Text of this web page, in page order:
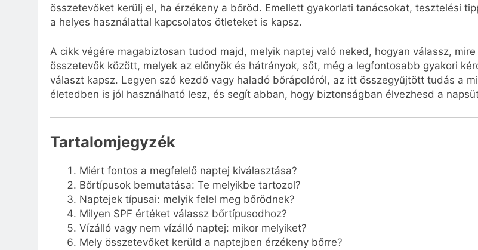
összetevőket kerülj el, ha érzékeny a bőröd. Emellett gyakorlati tanácsokat, tesztelési
a helyes használattal kapcsolatos ötleteket is kapsz.
A cikk végére magabiztosan tudod majd, melyik naptej való neked, hogyan válassz,
összetevők között, melyek az előnyök és hátrányok, sőt, még a legfontosabb gyakori
választ kapsz. Legyen szó kezdő vagy haladó bőrápolóról, az itt összegyűjtött tudás a
életedben is jól használható lesz, és segít abban, hogy biztonságban élvezhesd a
Tartalomjegyzék
Miért fontos a megfelelő naptej kiválasztása?
Bőrtípusok bemutatása: Te melyikbe tartozol?
Naptejek típusai: melyik felel meg bőrödnek?
Milyen SPF értéket válassz bőrtípusodhoz?
Vízálló vagy nem vízálló naptej: mikor melyiket?
Mely összetevőket kerüld a naptejben érzékeny bőrre?